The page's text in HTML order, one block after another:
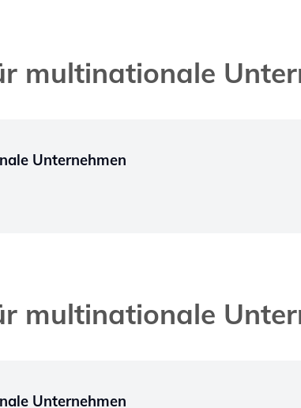
multinationale
Unternehmen
multinationale
Unternehmen